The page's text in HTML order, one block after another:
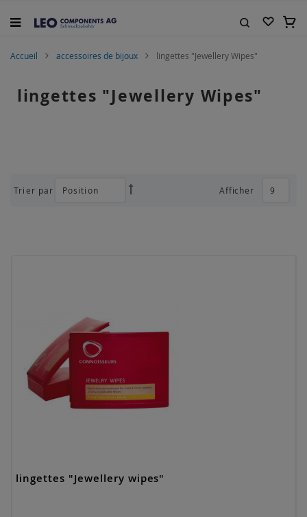
au
Mon
Accueil accessoires de bijoux lingettes "Jewellery Wipes"
lingettes "Jewellery Wipes"
Afficher
Trier par
Par
lingettes "Jewellery wipes"